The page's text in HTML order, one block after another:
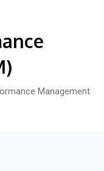
Management